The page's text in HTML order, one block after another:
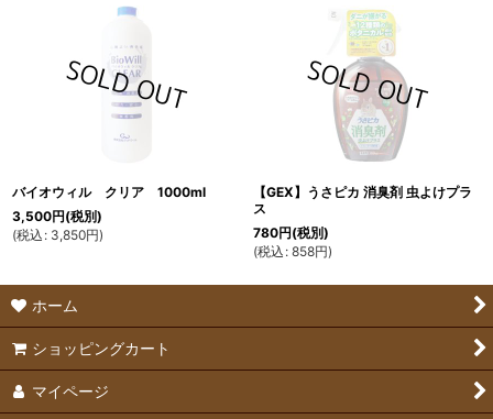
バイオウィル クリア 1000ml
3,500円(税別)
(税込 : 3,850円)
【GEX】うさピカ 消臭剤 虫よけプラ
ス
780円(税別)
(税込 : 858円)
ホーム
ショッピングカート
マイページ